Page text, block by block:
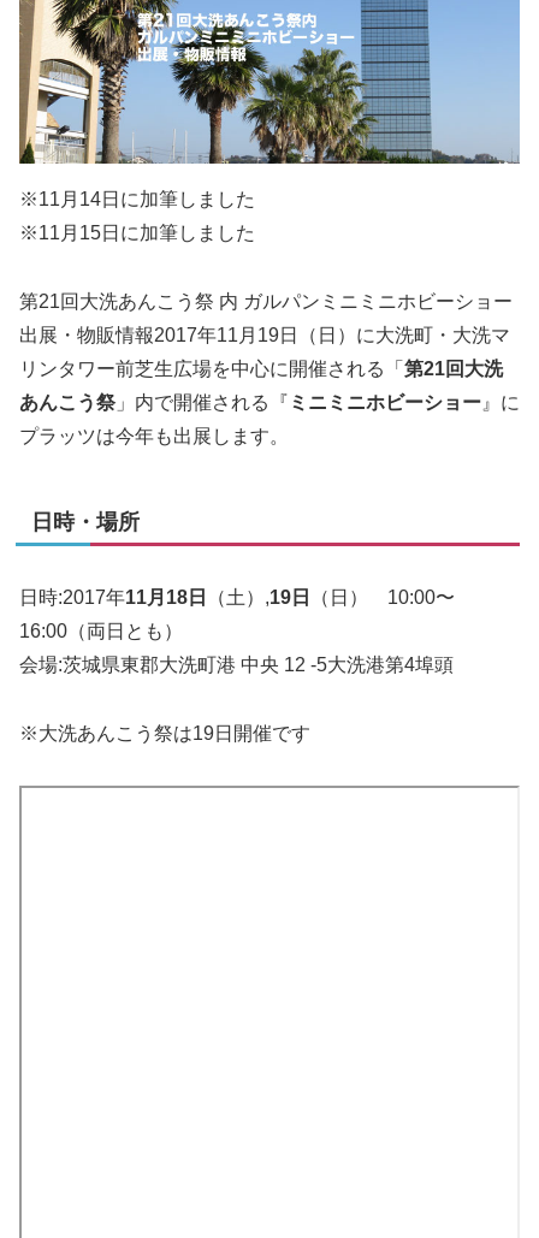
※11月14日に加筆しました
※11月15日に加筆しました
第21回大洗あんこう祭 内 ガルパンミニミニホビーショー
出展・物販情報2017年11月19日（日）に大洗町・大洗マ
リンタワー前芝生広場を中心に開催される「 第21回大洗
あんこう祭 」内で開催される『 ミニミニホビーショー 』に
プラッツは今年も出展します。
日時・場所
日時:2017年11月18日 （土）,19日
（日） 10:00〜
16:00（両日とも）
会場:茨城県東郡大洗町港 中央 12 -5大洗港第4埠頭
※大洗あんこう祭は19日開催です